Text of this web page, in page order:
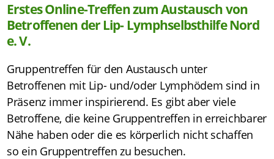
Erstes Online-Treffen zum Austausch von
Betroffenen der Lip- Lymphselbsthilfe Nord
e. V.
Gruppentreffen für den Austausch unter
Betroffenen mit Lip- und/oder Lymphödem sind in
Präsenz immer inspirierend. Es gibt aber viele
Betroffene, die keine Gruppentreffen in erreichbarer
Nähe haben oder die es körperlich nicht schaffen
so ein Gruppentreffen zu besuchen.